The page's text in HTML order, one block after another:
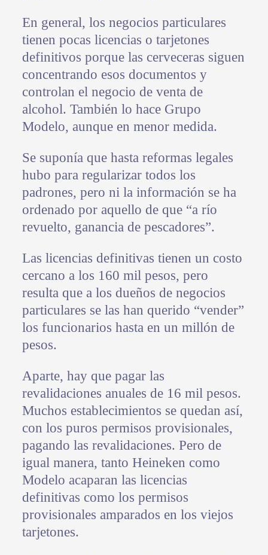
En general, los negocios particulares
tienen pocas licencias o tarjetones
definitivos porque las cerveceras siguen
concentrando esos documentos y
controlan el negocio de venta de
alcohol. También lo hace Grupo
Modelo, aunque en menor medida.
Se suponía que hasta reformas legales
hubo para regularizar todos los
padrones, pero ni la información se ha
ordenado por aquello de que “a río
revuelto, ganancia de pescadores”.
Las licencias definitivas tienen un costo
cercano a los 160 mil pesos, pero
resulta que a los dueños de negocios
particulares se las han querido “vender”
los funcionarios hasta en un millón de
pesos.
Aparte, hay que pagar las
revalidaciones anuales de 16 mil pesos.
Muchos establecimientos se quedan así,
con los puros permisos provisionales,
pagando las revalidaciones. Pero de
igual manera, tanto Heineken como
Modelo acaparan las licencias
definitivas como los permisos
provisionales amparados en los viejos
tarjetones.